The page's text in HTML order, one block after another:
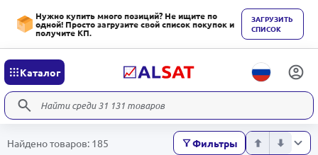
Нужно купить много позиций? Не ищите по
одной! Просто загрузите свой список покупок и
получите КП.
ЗАГРУЗИТЬ
СПИСОК
Каталог
Найдено товаров: 185 Фильтры